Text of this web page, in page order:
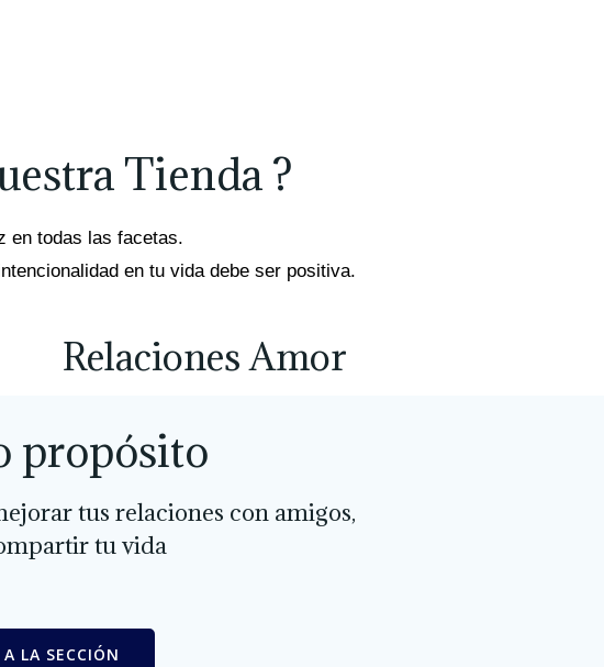
Tienda ?
en todas las facetas.
en tu vida debe ser positiva.
Relaciones Amor
propósito
tus relaciones con amigos,
tu vida
LA SECCIÓN